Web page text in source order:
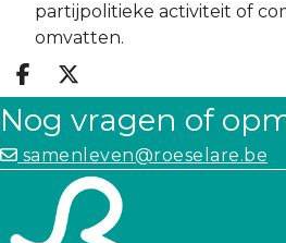
partijpolitieke activiteit of
omvatten.
Deel op facebook
Deel op X
Nog vragen of
samenleven@roeselare.be